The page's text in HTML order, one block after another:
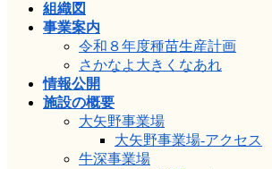
組織図
事業案内
令和８年度種苗生産計画
さかなよ大きくなあれ
情報公開
施設の概要
大矢野事業場
大矢野事業場-アクセス
牛深事業場